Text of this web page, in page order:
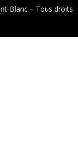
Blanc – Tous droits